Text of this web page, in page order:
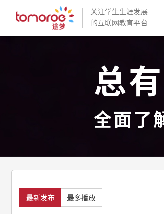
关注学生生涯发展
的互联网教育平台
总
全面了
最新发布 最多播放